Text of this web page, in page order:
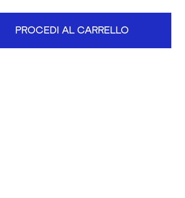
PROCEDI AL CARRELLO